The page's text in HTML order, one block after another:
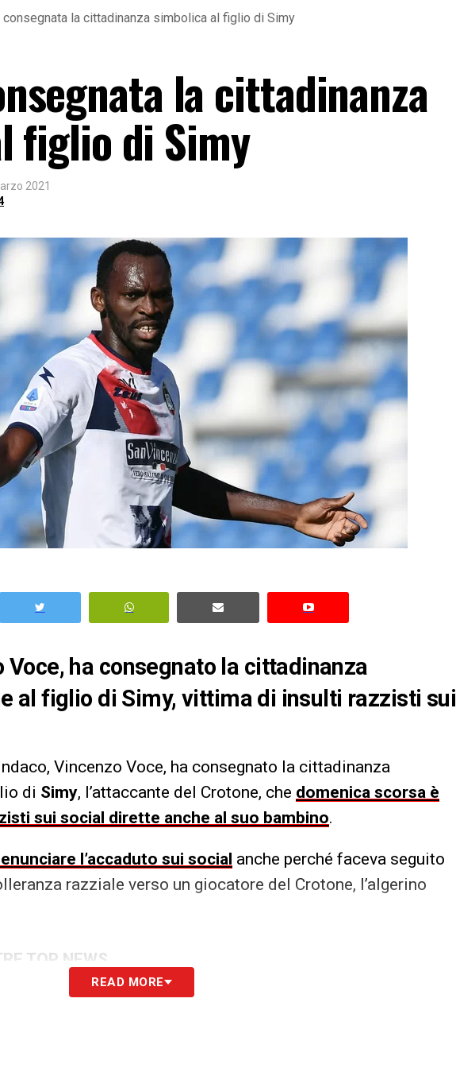
consegnata la cittadinanza simbolica al figlio di Simy
la cittadinanza
figlio di Simy
2021
Voce, ha consegnato la cittadinanza
al figlio di Simy, vittima di insulti razzisti sui
Vincenzo Voce, ha consegnato la cittadinanza
di Simy, l’attaccante del Crotone, che domenica scorsa è
sui social dirette anche al suo bambino.
l’accaduto sui social anche perché faceva seguito
razziale verso un giocatore del Crotone, l’algerino
TOP NEWS
READ MORE